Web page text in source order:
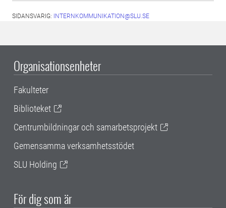
SIDANSVARIG: INTERNKOMMUNIKATION@SLU.SE
Organisationsenheter
Fakulteter
Biblioteket
Centrumbildningar och samarbetsprojekt
Gemensamma verksamhetsstödet
SLU Holding
För dig som är